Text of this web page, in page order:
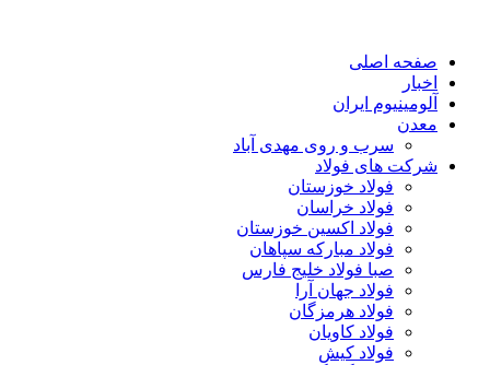
صفحه اصلی
اخبار
آلومینیوم ایران
معدن
سرب و روی مهدی آباد
شرکت های فولاد
فولاد خوزستان
فولاد خراسان
فولاد اکسین خوزستان
فولاد مبارکه سپاهان
صبا فولاد خلیج فارس
فولاد جهان آرا
فولاد هرمزگان
فولاد کاویان
فولاد کیش